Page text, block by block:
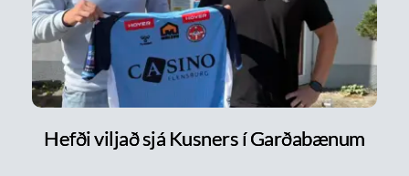
Hefði viljað sjá Kusners í Garðabænum